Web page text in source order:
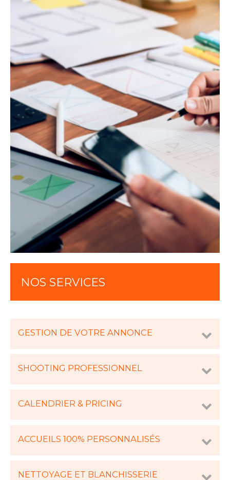
NOS SERVICES
GESTION DE VOTRE ANNONCE
SHOOTING PROFESSIONNEL
CALENDRIER & PRICING
ACCUEILS 100% PERSONNALISÉS
NETTOYAGE ET BLANCHISSERIE